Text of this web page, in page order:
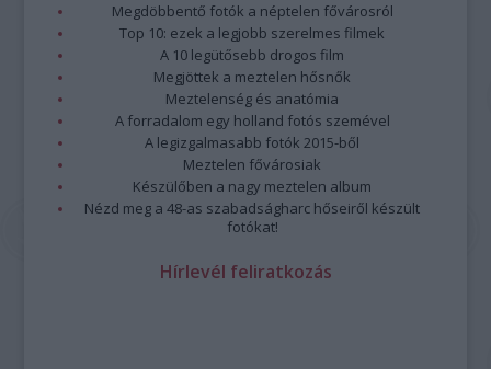
Megdöbbentő fotók a néptelen fővárosról
Top 10: ezek a legjobb szerelmes filmek
A 10 legütősebb drogos film
Megjöttek a meztelen hősnők
Meztelenség és anatómia
A forradalom egy holland fotós szemével
A legizgalmasabb fotók 2015-ből
Meztelen fővárosiak
Készülőben a nagy meztelen album
Nézd meg a 48-as szabadságharc hőseiről készült
fotókat!
Hírlevél feliratkozás